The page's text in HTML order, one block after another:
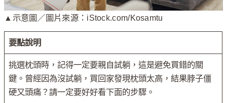
▲示意圖／圖片來源：iStock.com/Kosamtu
要點說明
挑選枕頭時，記得一定要親自試躺，這是避免買錯的關
鍵。曾經因為沒試躺，買回家發現枕頭太高，結果脖子僵
硬又頭痛？請一定要好好看下面的步驟。